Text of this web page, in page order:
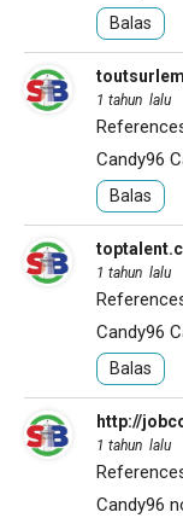
Balas
1 tahun lalu
Candy96
Balas
1 tahun lalu
Candy96
Balas
http://
1 tahun lalu
Candy96